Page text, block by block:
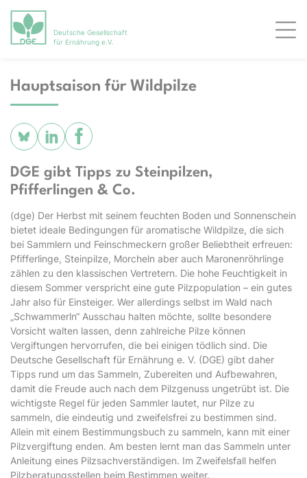
Deutsche Gesellschaft
für Ernährung e.V.
Hauptsaison für Wildpilze
DGE gibt Tipps zu Steinpilzen,
Pfifferlingen & Co.
(dge) Der Herbst mit seinem feuchten Boden und Sonnenschein
bietet ideale Bedingungen für aromatische Wildpilze, die sich
bei Sammlern und Feinschmeckern großer Beliebtheit erfreuen:
Pfifferlinge, Steinpilze, Morcheln aber auch Maronenröhrlinge
zählen zu den klassischen Vertretern. Die hohe Feuchtigkeit in
diesem Sommer verspricht eine gute Pilzpopulation – ein gutes
Jahr also für Einsteiger. Wer allerdings selbst im Wald nach
„Schwammerln“ Ausschau halten möchte, sollte besondere
Vorsicht walten lassen, denn zahlreiche Pilze können
Vergiftungen hervorrufen, die bei einigen tödlich sind. Die
Deutsche Gesellschaft für Ernährung e. V. (DGE) gibt daher
Tipps rund um das Sammeln, Zubereiten und Aufbewahren,
damit die Freude auch nach dem Pilzgenuss ungetrübt ist. Die
wichtigste Regel für jeden Sammler lautet, nur Pilze zu
sammeln, die eindeutig und zweifelsfrei zu bestimmen sind.
Allein mit einem Bestimmungsbuch zu sammeln, kann mit einer
Pilzvergiftung enden. Am besten lernt man das Sammeln unter
Anleitung eines Pilzsachverständigen. Im Zweifelsfall helfen
Pilzberatungsstellen beim Bestimmen weiter.